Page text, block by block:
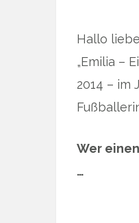
Hallo
„Emilia –
2014 – im
Wer
…